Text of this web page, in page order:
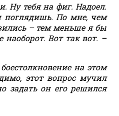
Ну тебя на фиг. Надоел.
поглядишь. По мне, чем
– тем меньше я бы
наоборот. Вот так вот. –
на этом
этот вопрос мучил
задать он его решился